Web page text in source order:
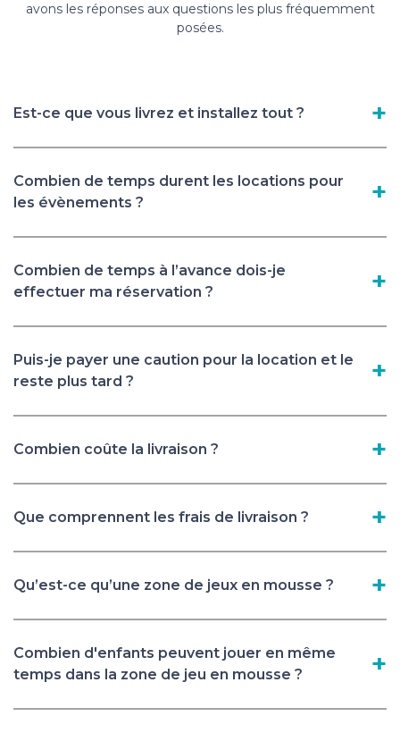
avons les réponses aux questions les plus fréquemment
posées.
Est-ce que vous livrez et installez tout ?
Combien de temps durent les locations pour
les évènements ?
Combien de temps à l’avance dois-je
effectuer ma réservation ?
Puis-je payer une caution pour la location et le
reste plus tard ?
Combien coûte la livraison ?
Que comprennent les frais de livraison ?
Qu’est-ce qu’une zone de jeux en mousse ?
Combien d'enfants peuvent jouer en même
temps dans la zone de jeu en mousse ?